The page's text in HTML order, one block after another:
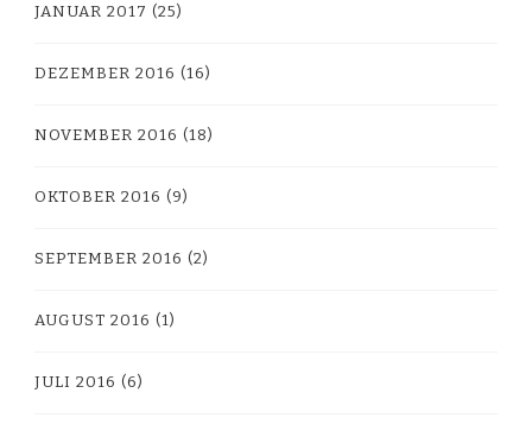
JANUAR 2017 (25)
DEZEMBER 2016 (16)
NOVEMBER 2016 (18)
OKTOBER 2016 (9)
SEPTEMBER 2016 (2)
AUGUST 2016 (1)
JULI 2016 (6)